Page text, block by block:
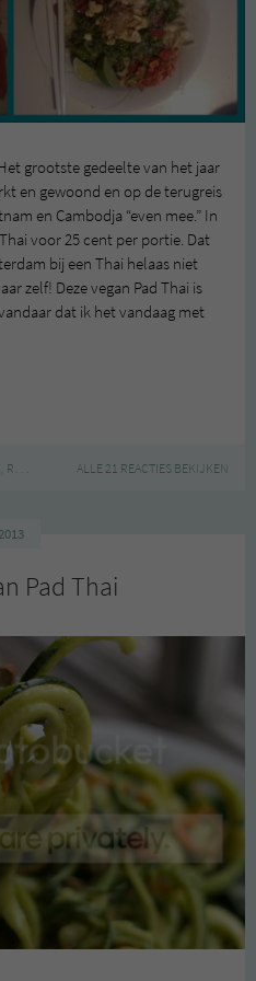
grootste gedeelte van het jaar
en gewoond en op de terugreis
en Cambodja “even mee.” In
voor 25 cent per portie. Dat
bij een Thai helaas niet
zelf! Deze vegan Pad Thai is
dat ik het vandaag met
, RECEPT GEZOND,KOKEN,PAD THAI,RECEPT
ALLE 21 REACTIES BEKIJKEN
Pad Thai